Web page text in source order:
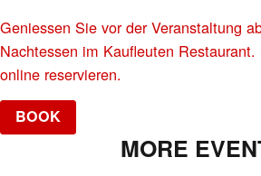
Geniessen Sie vor der Veranstaltung
Nachtessen im Kaufleuten
online reservieren.
BOOK
MORE